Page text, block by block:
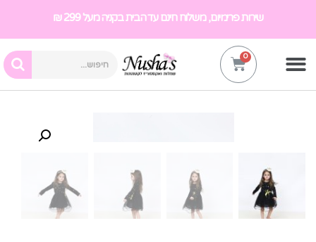
שירות פרימיום, משלוח חינם עד הבית בקניה מעל 299 ₪